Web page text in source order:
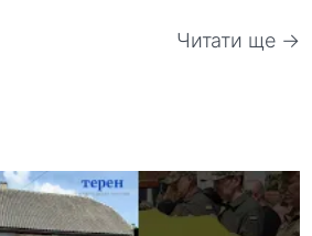
Читати ще →